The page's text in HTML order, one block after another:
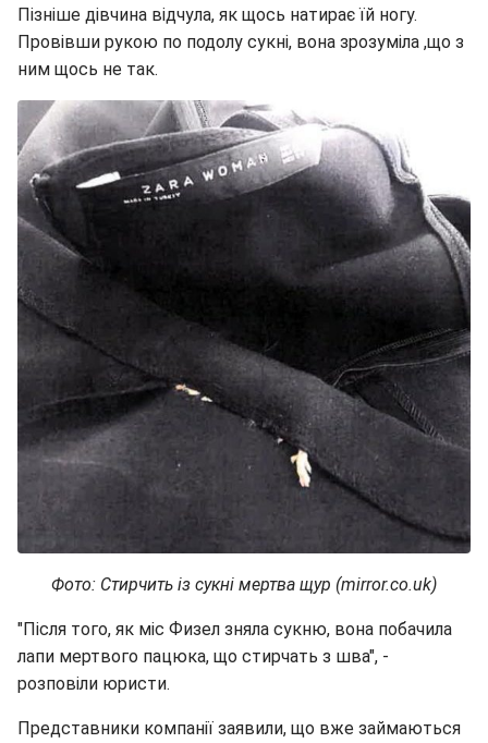
Пізніше дівчина відчула, як щось натирає їй ногу.
Провівши рукою по подолу сукні, вона зрозуміла ,що з
ним щось не так.
Фото: Стирчить із сукні мертва щур (mirror.co.uk)
"Після того, як міс Физел зняла сукню, вона побачила
лапи мертвого пацюка, що стирчать з шва", -
розповіли юристи.
Представники компанії заявили, що вже займаються